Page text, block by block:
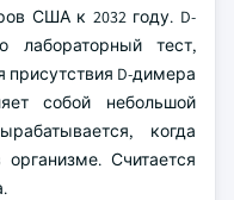
США к 2032 году. D-
лабораторный тест,
D-димера
собой небольшой
когда
Считается